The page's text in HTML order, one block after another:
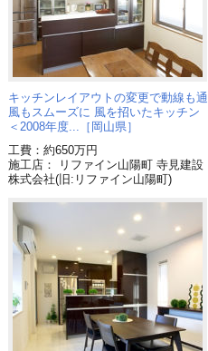
キッチンレイアウトの変更で動線も通
風もスムーズに 風を招いたキッチン
＜2008年度...［岡山県］
工費：約650万円
施工店： リファイン山陽町 寺見建設
株式会社(旧:リファイン山陽町)